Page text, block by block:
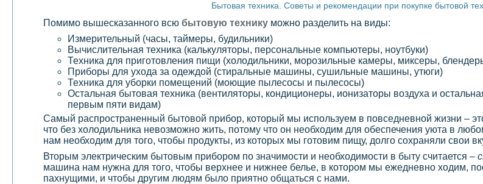
Бытовая техника. Советы и рекомендации при покупке бытовой
Помимо вышесказанного всю бытовую технику можно разделить на виды:
Измерительный (часы, таймеры, будильники)
Вычислительная техника (калькуляторы, персональные компьютеры, ноутбуки)
Техника для приготовления пищи (холодильники, морозильные камеры, миксеры,
Приборы для ухода за одеждой (стиральные машины, сушильные машины, утюги)
Техника для уборки помещений (моющие пылесосы и пылесосы)
Остальная бытовая техника (вентиляторы, кондиционеры, ионизаторы воздуха и
первым пяти видам)
Самый распространенный бытовой прибор, который мы используем в повседневной жизни –
что без холодильника невозможно жить, потому что он необходим для обеспечения уюта в
нам необходим для того, чтобы продукты, из которых мы готовим пищу, долго сохраняли свои
Вторым электрическим бытовым прибором по значимости и необходимости в быту считается –
машина нам нужна для того, чтобы верхнее и нижнее белье, в котором мы ежедневно ходим,
пахнущими, и чтобы другим людям было приятно общаться с нами.